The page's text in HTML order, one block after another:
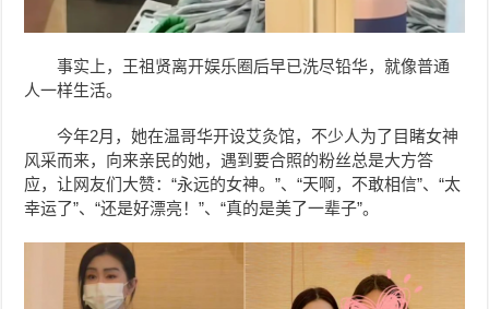
事实上，王祖贤离开娱乐圈后早已洗尽铅华，就像普通
人一样生活。
今年2月，她在温哥华开设艾灸馆，不少人为了目睹女神
风采而来，向来亲民的她，遇到要合照的粉丝总是大方答
应，让网友们大赞：“永远的女神。”、“天啊，不敢相信”、“太
幸运了”、“还是好漂亮！”、“真的是美了一辈子”。